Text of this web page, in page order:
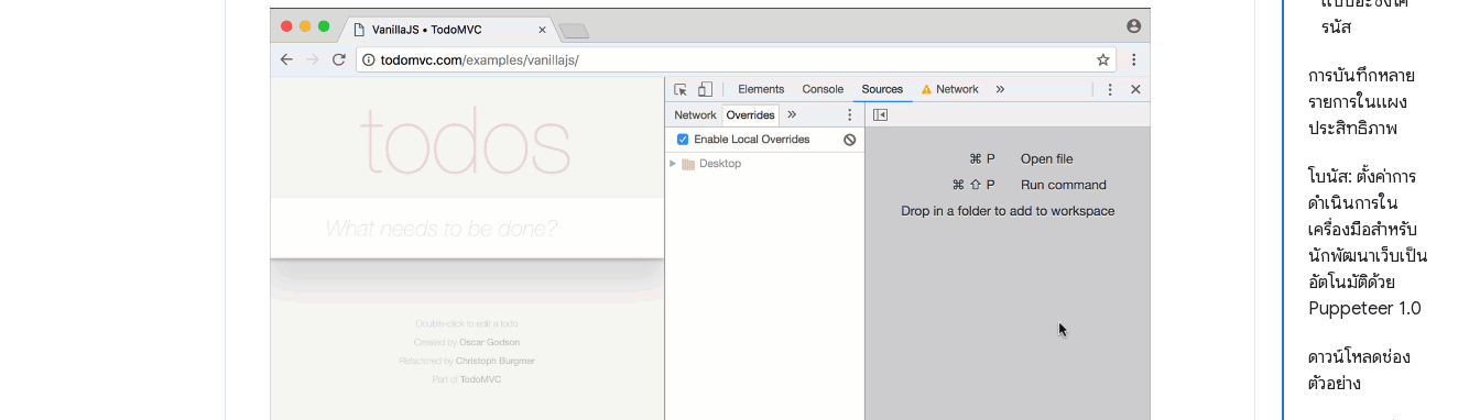
รนัส
การบันทึกหลาย
รายการในแผง
ประสิทธิภาพ
โบนัส: ตั้งค่าการ
ดำเนินการใน
เครื่องมือสำหรับ
นักพัฒนาเว็บเป็น
อัตโนมัติด้วย
Puppeteer 1.0
ดาวน์โหลดช่อง
ตัวอย่าง